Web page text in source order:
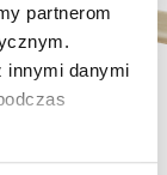
partnerom
innymi danymi